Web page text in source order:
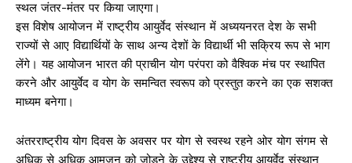
स्थल जंतर-मंतर पर किया जाएगा।
इस विशेष आयोजन में राष्ट्रीय आयुर्वेद संस्थान में अध्ययनरत देश के सभी
राज्यों से आए विद्यार्थियों के साथ अन्य देशों के विद्यार्थी भी सक्रिय रूप से भाग
लेंगे। यह आयोजन भारत की प्राचीन योग परंपरा को वैश्विक मंच पर स्थापित
करने और आयुर्वेद व योग के समन्वित स्वरूप को प्रस्तुत करने का एक सशक्त
माध्यम बनेगा।
अंतरराष्ट्रीय योग दिवस के अवसर पर योग से स्वस्थ रहने ओर योग संगम से
अधिक से अधिक आमजन को जोड़ने के उद्देश्य से राष्ट्रीय आयुर्वेद संस्थान